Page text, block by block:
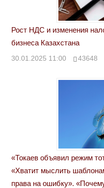
Рост НДС и изменения
бизнеса Казахстана
30.01.2025 11:00 43648
«Токаев объявил режим
«Хватит мыслить
права на ошибку».